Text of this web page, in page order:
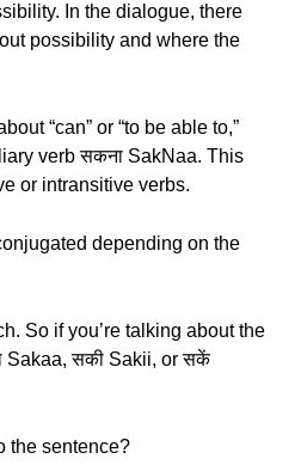
In the dialogue, there
possibility and where the
“can” or “to be able to,”
verb सकना SakNaa. This
or intransitive verbs.
depending on the
So if you’re talking about the
Sakaa, सकी Sakii, or सकें
the sentence?